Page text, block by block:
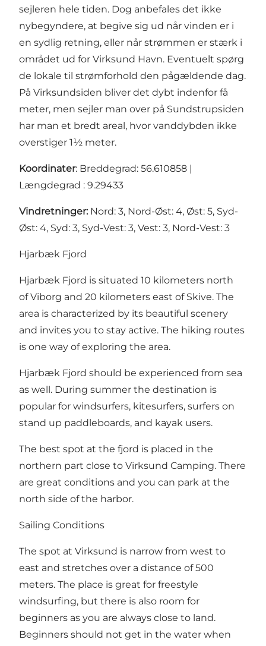
sejleren hele tiden. Dog anbefales det ikke
nybegyndere, at begive sig ud når vinden er i
en sydlig retning, eller når strømmen er stærk i
området ud for Virksund Havn. Eventuelt spørg
de lokale til strømforhold den pågældende dag.
På Virksundsiden bliver det dybt indenfor få
meter, men sejler man over på Sundstrupsiden
har man et bredt areal, hvor vanddybden ikke
overstiger 1½ meter.
Koordinater: Breddegrad: 56.610858 |
Længdegrad : 9.29433
Vindretninger: Nord: 3, Nord-Øst: 4, Øst: 5, Syd-
Øst: 4, Syd: 3, Syd-Vest: 3, Vest: 3, Nord-Vest: 3
Hjarbæk Fjord
Hjarbæk Fjord is situated 10 kilometers north
of Viborg and 20 kilometers east of Skive. The
area is characterized by its beautiful scenery
and invites you to stay active. The hiking routes
is one way of exploring the area.
Hjarbæk Fjord should be experienced from sea
as well. During summer the destination is
popular for windsurfers, kitesurfers, surfers on
stand up paddleboards, and kayak users.
The best spot at the fjord is placed in the
northern part close to Virksund Camping. There
are great conditions and you can park at the
north side of the harbor.
Sailing Conditions
The spot at Virksund is narrow from west to
east and stretches over a distance of 500
meters. The place is great for freestyle
windsurfing, but there is also room for
beginners as you are always close to land.
Beginners should not get in the water when